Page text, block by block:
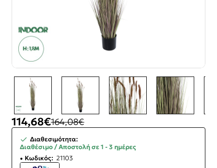
-30%
114,68€164,08€
Διαθεσιμότητα:
Διαθέσιμο / Αποστολή σε 1 - 3 ημέρες
Κωδικός: 21103